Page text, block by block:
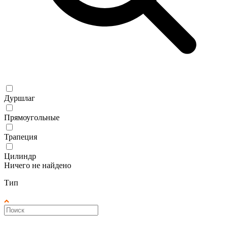
Дуршлаг
Прямоугольные
Трапеция
Цилиндр
Ничего не найдено
Тип